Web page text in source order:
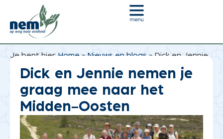
Je bent hier: Home»Nieuws en blogs» Dick en Jennie
nemen je graag mee naar het Midden-Oosten
Dick en Jennie nemen je
graag mee naar het
Midden-Oosten